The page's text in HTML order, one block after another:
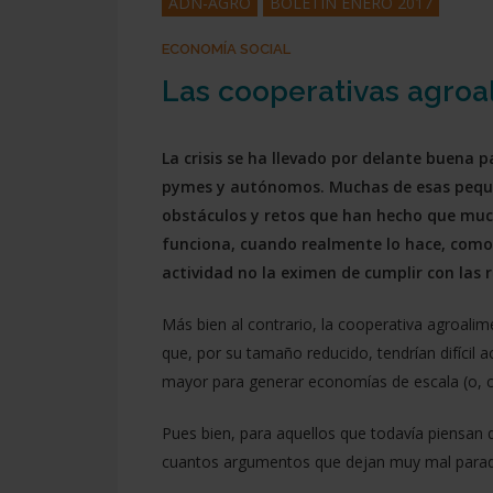
ECONOMÍA SOCIAL
Las cooperativas
La crisis se ha llevado por delante
pymes y autónomos. Muchas de esas
obstáculos y retos que han hecho que
funciona, cuando realmente lo hace,
actividad no la eximen de cumplir con las
Más bien al contrario, la cooperativa
que, por su tamaño reducido, tendrían difícil
mayor para generar economías de escala (o,
Pues bien, para aquellos que todavía
cuantos argumentos que dejan muy mal